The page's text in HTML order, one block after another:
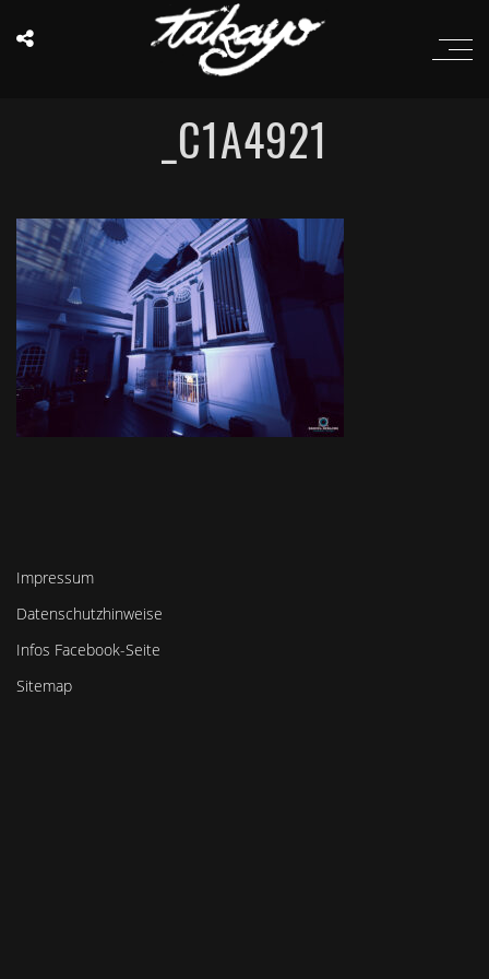
_C1A4921
Impressum
Datenschutzhinweise
Infos Facebook-Seite
Sitemap